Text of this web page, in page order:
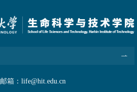
邮箱：life@hit.edu.cn